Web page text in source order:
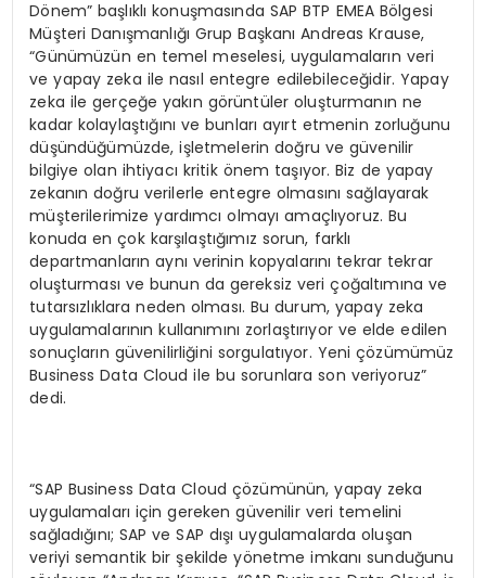
Dönem” başlıklı konuşmasında SAP BTP EMEA Bölgesi
Müşteri Danışmanlığı Grup Başkanı Andreas Krause,
“Günümüzün en temel meselesi, uygulamaların veri
ve yapay zeka ile nasıl entegre edilebileceğidir. Yapay
zeka ile gerçeğe yakın görüntüler oluşturmanın ne
kadar kolaylaştığını ve bunları ayırt etmenin zorluğunu
düşündüğümüzde, işletmelerin doğru ve güvenilir
bilgiye olan ihtiyacı kritik önem taşıyor. Biz de yapay
zekanın doğru verilerle entegre olmasını sağlayarak
müşterilerimize yardımcı olmayı amaçlıyoruz. Bu
konuda en çok karşılaştığımız sorun, farklı
departmanların aynı verinin kopyalarını tekrar tekrar
oluşturması ve bunun da gereksiz veri çoğaltımına ve
tutarsızlıklara neden olması. Bu durum, yapay zeka
uygulamalarının kullanımını zorlaştırıyor ve elde edilen
sonuçların güvenilirliğini sorgulatıyor. Yeni çözümümüz
Business Data Cloud ile bu sorunlara son veriyoruz”
dedi.
“SAP Business Data Cloud çözümünün, yapay zeka
uygulamaları için gereken güvenilir veri temelini
sağladığını; SAP ve SAP dışı uygulamalarda oluşan
veriyi semantik bir şekilde yönetme imkanı sunduğunu